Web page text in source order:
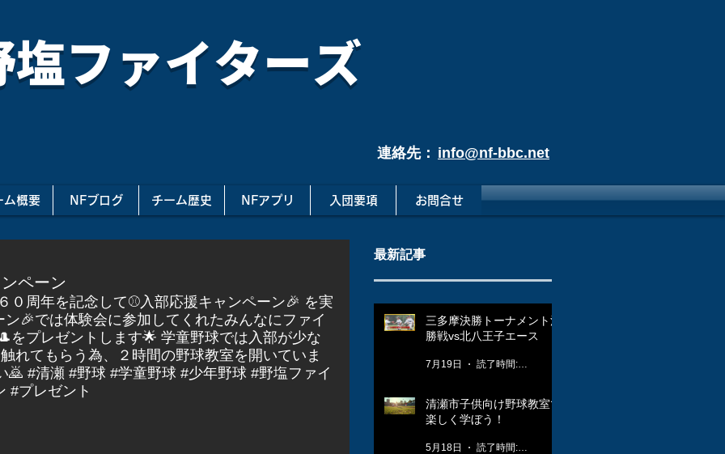
塩ファイターズ
連絡先： info@nf-bbc.net
ム概要 NFブログ チーム歴史 NFアプリ 入団要項 お問合せ
ペーン
０周年を記念して⚾️入部応援キャンペーン🎉 を実
ン🎉では体験会に参加してくれたみんなにファイ
をプレゼントします🌟 学童野球では入部が少な
れてもらう為、２時間の野球教室を開いていま
🙇 #清瀬 #野球 #学童野球 #少年野球 #野塩ファイ
#プレゼント
最新記事
三多摩決勝トーナメント決
勝戦vs北八王子エース
7月19日
清瀬市子供向け野球教室で
楽しく学ぼう！
5月18日